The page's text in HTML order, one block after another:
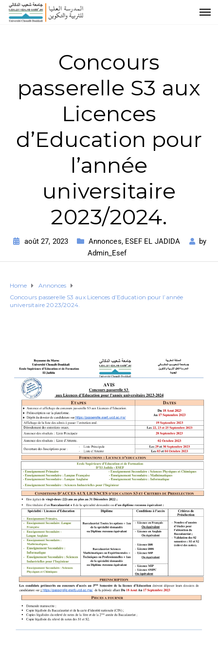
Concours
passerelle S3 aux
Licences
d’Education pour
l’année
universitaire
2023/2024.
août 27, 2023 Annonces, ESEF EL JADIDA
by
Admin_Esef
Home
Annonces
Concours passerelle S3 aux Licences d’Education pour l’année
universitaire 2023/2024.